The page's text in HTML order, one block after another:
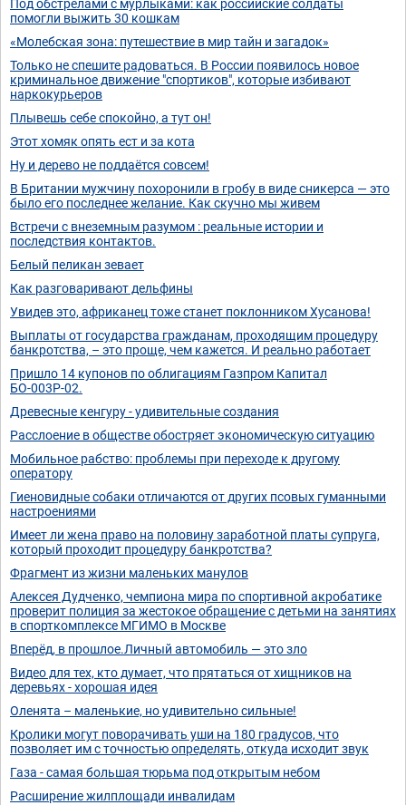
Под обстрелами с мурлыками: как российские солдаты
помогли выжить 30 кошкам
«Молебская зона: путешествие в мир тайн и загадок»
Только не спешите радоваться. В России появилось новое
криминальное движение "спортиков", которые избивают
наркокурьеров
Плывешь себе спокойно, а тут он!
Этот хомяк опять ест и за кота
Ну и дерево не поддаётся совсем!
В Британии мужчину похоронили в гробу в виде сникерса — это
было его последнее желание. Как скучно мы живем
Встречи с внеземным разумом : реальные истории и
последствия контактов.
Белый пеликан зевает
Как разговаривают дельфины
Увидев это, африканец тоже станет поклонником Хусанова!
Выплаты от государства гражданам, проходящим процедуру
банкротства, – это проще, чем кажется. И реально работает
Пришло 14 купонов по облигациям Газпром Капитал
БО-003Р-02.
Древесные кенгуру - удивительные создания
Расслоение в обществе обостряет экономическую ситуацию
Мобильное рабство: проблемы при переходе к другому
оператору
Гиеновидные собаки отличаются от других псовых гуманными
настроениями
Имеет ли жена право на половину заработной платы супруга,
который проходит процедуру банкротства?
Фрагмент из жизни маленьких манулов
Алексея Дудченко, чемпиона мира по спортивной акробатике
проверит полиция за жестокое обращение с детьми на занятиях
в спорткомплексе МГИМО в Москве
Вперёд, в прошлое.Личный автомобиль — это зло
Видео для тех, кто думает, что прятаться от хищников на
деревьях - хорошая идея
Оленята – маленькие, но удивительно сильные!
Кролики могут поворачивать уши на 180 градусов, что
позволяет им с точностью определять, откуда исходит звук
Газа - самая большая тюрьма под открытым небом
Расширение жилплощади инвалидам